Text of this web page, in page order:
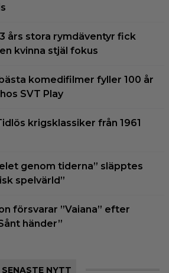
års stora rymdäventyr fick
kvinna stjäl fokus
komedifilmer fyller 100 år
SVT Play
krigsklassiker från 1961
genom tiderna” släpptes
spelvärld”
försvarar ”Vaiana” efter
händer”
SENASTE NYTT